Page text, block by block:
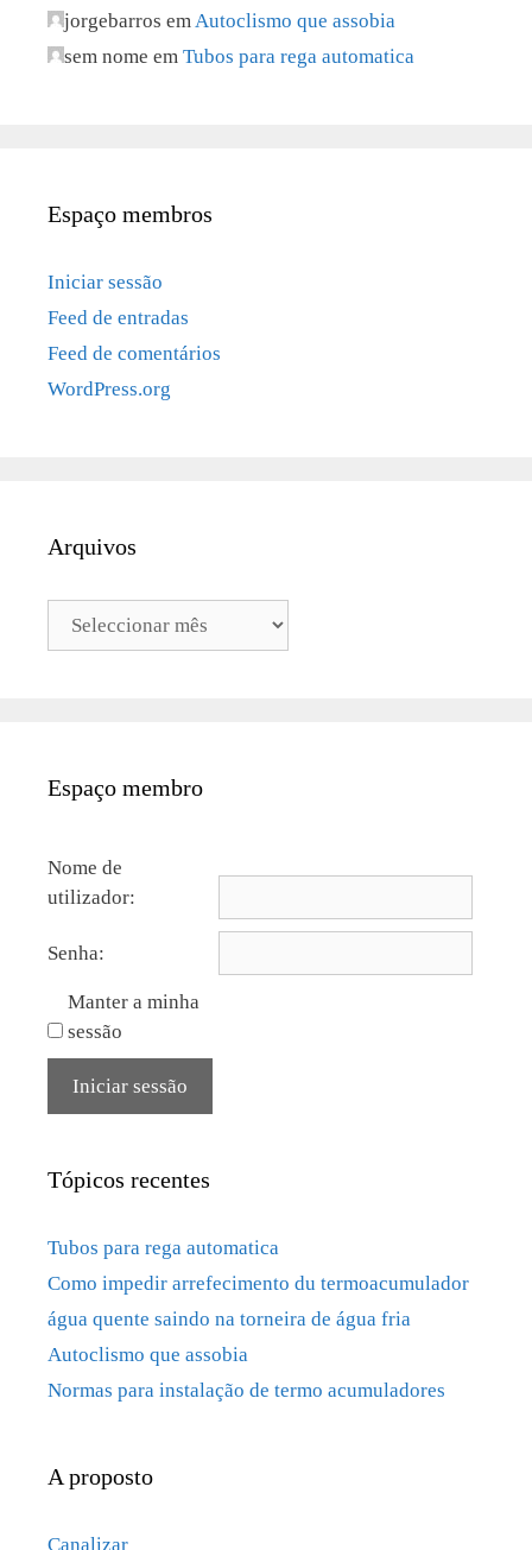
jorgebarros emAutoclismo que assobia
sem nome em Tubos para rega automatica
Espaço membros
Iniciar sessão
Feed de entradas
Feed de comentários
WordPress.org
Arquivos
Arquivos
Espaço membro
Nome de
utilizador:
Senha:
Manter a minha
sessão
Iniciar sessão
Tópicos recentes
Tubos para rega automatica
Como impedir arrefecimento du termoacumulador
água quente saindo na torneira de água fria
Autoclismo que assobia
Normas para instalação de termo acumuladores
A proposto
Canalizar